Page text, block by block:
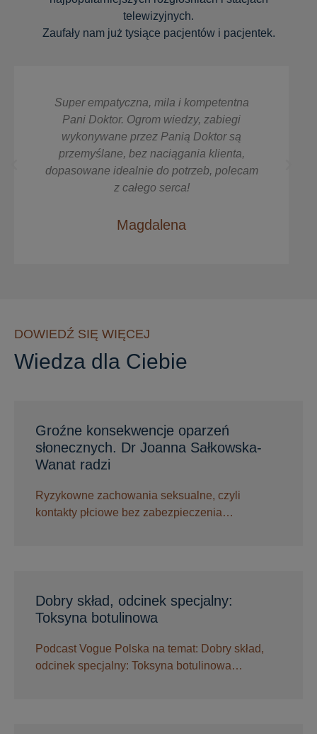
telewizyjnych.
Zaufały nam już tysiące pacjentów i pacjentek.
Super empatyczna, mila i kompetentna
Pani Doktor. Ogrom wiedzy, zabiegi
wykonywane przez Panią Doktor są
przemyślane, bez naciągania klienta,
dopasowane idealnie do potrzeb, polecam
z całego serca!
Magdalena
DOWIEDŹ SIĘ WIĘCEJ
Wiedza dla Ciebie
Groźne konsekwencje oparzeń
słonecznych. Dr Joanna Sałkowska-
Wanat radzi
Ryzykowne zachowania seksualne, czyli
kontakty płciowe bez zabezpieczenia…
Dobry skład, odcinek specjalny:
Toksyna botulinowa
Podcast Vogue Polska na temat: Dobry skład,
odcinek specjalny: Toksyna botulinowa…